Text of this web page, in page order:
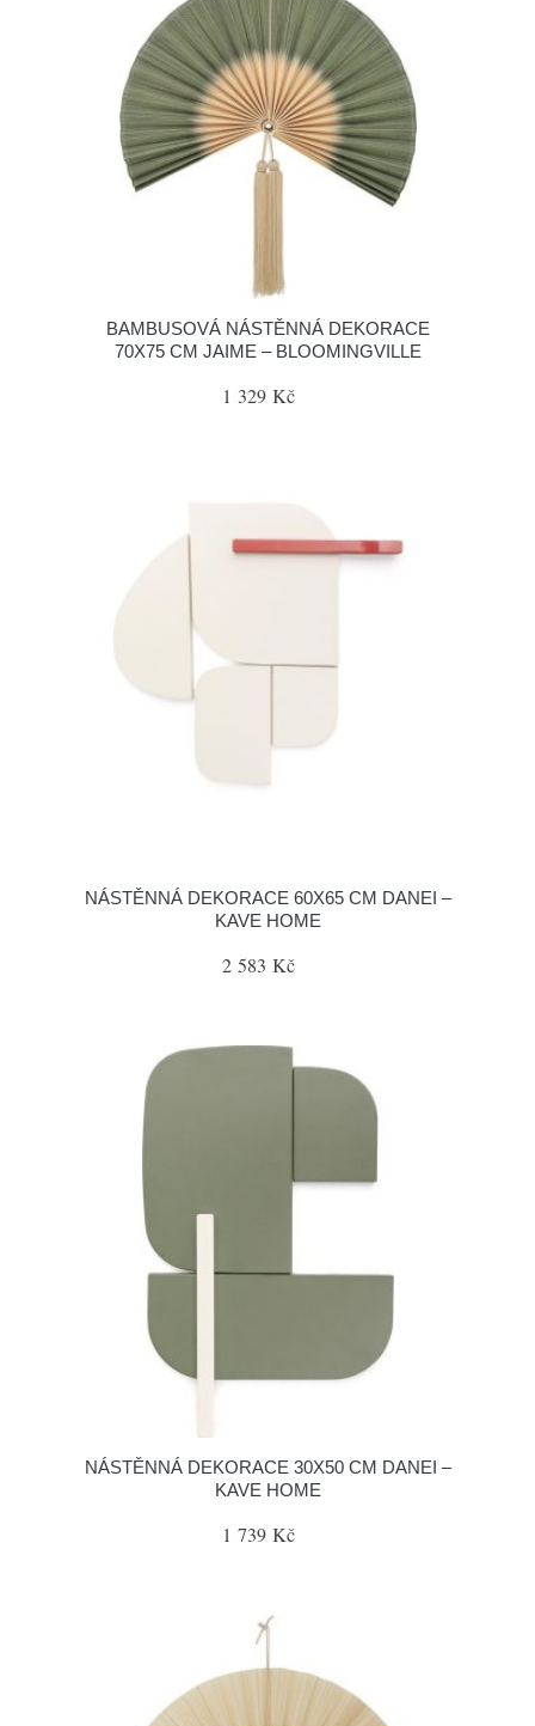
BAMBUSOVÁ NÁSTĚNNÁ DEKORACE
70X75 CM JAIME – BLOOMINGVILLE
1 329 Kč
NÁSTĚNNÁ DEKORACE 60X65 CM DANEI –
KAVE HOME
2 583 Kč
NÁSTĚNNÁ DEKORACE 30X50 CM DANEI –
KAVE HOME
1 739 Kč